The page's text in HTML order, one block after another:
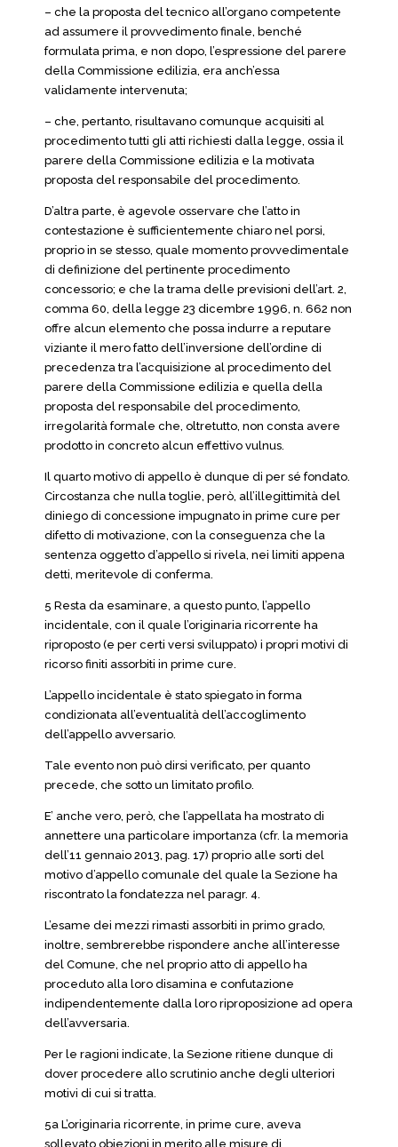
– che la proposta del tecnico all’organo competente
ad assumere il provvedimento finale, benché
formulata prima, e non dopo, l’espressione del parere
della Commissione edilizia, era anch’essa
validamente intervenuta;
– che, pertanto, risultavano comunque acquisiti al
procedimento tutti gli atti richiesti dalla legge, ossia il
parere della Commissione edilizia e la motivata
proposta del responsabile del procedimento.
D’altra parte, è agevole osservare che l’atto in
contestazione è sufficientemente chiaro nel porsi,
proprio in se stesso, quale momento provvedimentale
di definizione del pertinente procedimento
concessorio; e che la trama delle previsioni dell’art. 2,
comma 60, della legge 23 dicembre 1996, n. 662 non
offre alcun elemento che possa indurre a reputare
viziante il mero fatto dell’inversione dell’ordine di
precedenza tra l’acquisizione al procedimento del
parere della Commissione edilizia e quella della
proposta del responsabile del procedimento,
irregolarità formale che, oltretutto, non consta avere
prodotto in concreto alcun effettivo vulnus.
Il quarto motivo di appello è dunque di per sé fondato.
Circostanza che nulla toglie, però, all’illegittimità del
diniego di concessione impugnato in prime cure per
difetto di motivazione, con la conseguenza che la
sentenza oggetto d’appello si rivela, nei limiti appena
detti, meritevole di conferma.
5 Resta da esaminare, a questo punto, l’appello
incidentale, con il quale l’originaria ricorrente ha
riproposto (e per certi versi sviluppato) i propri motivi di
ricorso finiti assorbiti in prime cure.
L’appello incidentale è stato spiegato in forma
condizionata all’eventualità dell’accoglimento
dell’appello avversario.
Tale evento non può dirsi verificato, per quanto
precede, che sotto un limitato profilo.
E’ anche vero, però, che l’appellata ha mostrato di
annettere una particolare importanza (cfr. la memoria
dell’11 gennaio 2013, pag. 17) proprio alle sorti del
motivo d’appello comunale del quale la Sezione ha
riscontrato la fondatezza nel paragr. 4.
L’esame dei mezzi rimasti assorbiti in primo grado,
inoltre, sembrerebbe rispondere anche all’interesse
del Comune, che nel proprio atto di appello ha
proceduto alla loro disamina e confutazione
indipendentemente dalla loro riproposizione ad opera
dell’avversaria.
Per le ragioni indicate, la Sezione ritiene dunque di
dover procedere allo scrutinio anche degli ulteriori
motivi di cui si tratta.
5a L’originaria ricorrente, in prime cure, aveva
sollevato obiezioni in merito alle misure di